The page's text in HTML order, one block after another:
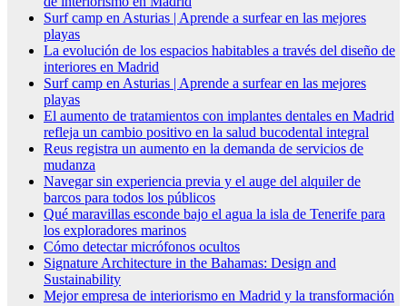
Surf camp en Asturias | Aprende a surfear en las mejores
playas
La evolución de los espacios habitables a través del diseño de
interiores en Madrid
Surf camp en Asturias | Aprende a surfear en las mejores
playas
El aumento de tratamientos con implantes dentales en Madrid
refleja un cambio positivo en la salud bucodental integral
Reus registra un aumento en la demanda de servicios de
mudanza
Navegar sin experiencia previa y el auge del alquiler de
barcos para todos los públicos
Qué maravillas esconde bajo el agua la isla de Tenerife para
los exploradores marinos
Cómo detectar micrófonos ocultos
Signature Architecture in the Bahamas: Design and
Sustainability
Mejor empresa de interiorismo en Madrid y la transformación